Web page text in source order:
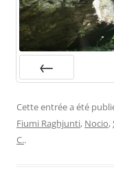
Cette entrée a été
Fiumi Raghjunti, Nocio,
C..